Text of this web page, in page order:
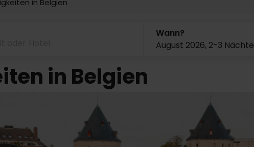
in Belgien
Wann?
August 2026, 2-3 Nächte
in Belgien